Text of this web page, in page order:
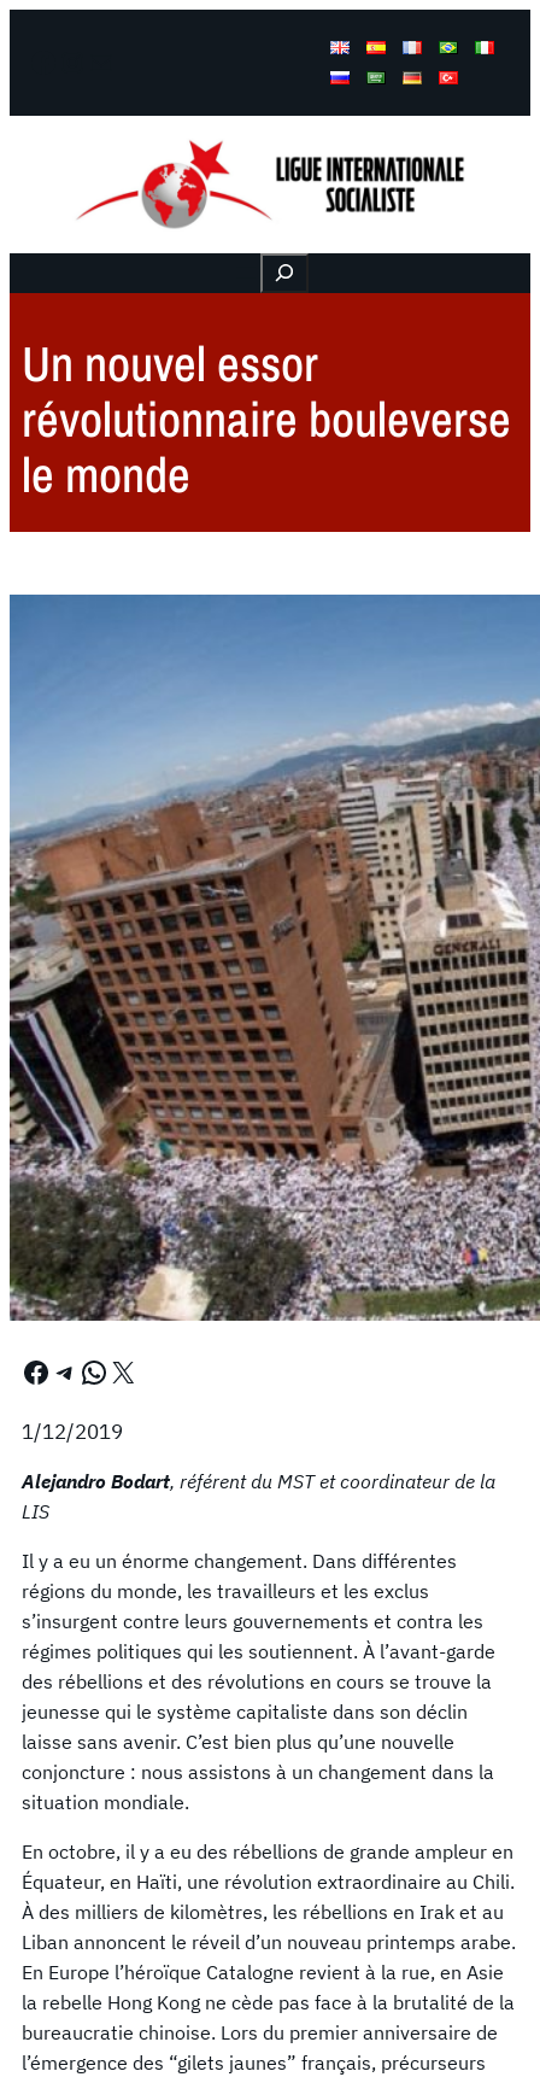
Buscar
Un nouvel essor
révolutionnaire bouleverse
le monde
Facebook Telegram WhatsApp X
1/12/2019
Alejandro Bodart, référent du MST et coordinateur de la
LIS
Il y a eu un énorme changement. Dans différentes
régions du monde, les travailleurs et les exclus
s’insurgent contre leurs gouvernements et contra les
régimes politiques qui les soutiennent. À l’avant-garde
des rébellions et des révolutions en cours se trouve la
jeunesse qui le système capitaliste dans son déclin
laisse sans avenir. C’est bien plus qu’une nouvelle
conjoncture : nous assistons à un changement dans la
situation mondiale.
En octobre, il y a eu des rébellions de grande ampleur en
Équateur, en Haïti, une révolution extraordinaire au Chili.
À des milliers de kilomètres, les rébellions en Irak et au
Liban annoncent le réveil d’un nouveau printemps arabe.
En Europe l’héroïque Catalogne revient à la rue, en Asie
la rebelle Hong Kong ne cède pas face à la brutalité de la
bureaucratie chinoise. Lors du premier anniversaire de
l’émergence des “gilets jaunes” français, précurseurs